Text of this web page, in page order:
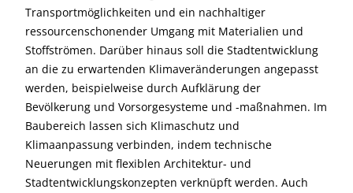
Transportmöglichkeiten und ein nachhaltiger
ressourcenschonender Umgang mit Materialien und
Stoffströmen. Darüber hinaus soll die Stadtentwicklung
an die zu erwartenden Klimaveränderungen angepasst
werden, beispielweise durch Aufklärung der
Bevölkerung und Vorsorgesysteme und -maßnahmen. Im
Baubereich lassen sich Klimaschutz und
Klimaanpassung verbinden, indem technische
Neuerungen mit flexiblen Architektur- und
Stadtentwicklungskonzepten verknüpft werden. Auch